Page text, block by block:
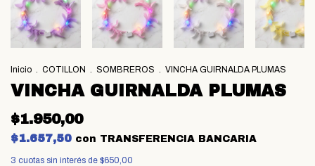
Inicio . COTILLON . SOMBREROS . VINCHA GUIRNALDA PLUMAS
VINCHA GUIRNALDA PLUMAS
$1.950,00
$1.657,50 con TRANSFERENCIA BANCARIA
3 cuotas sin interés de $650,00